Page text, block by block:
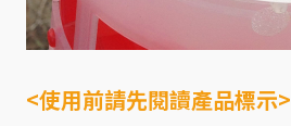
<使用前請先閱讀產品標示>